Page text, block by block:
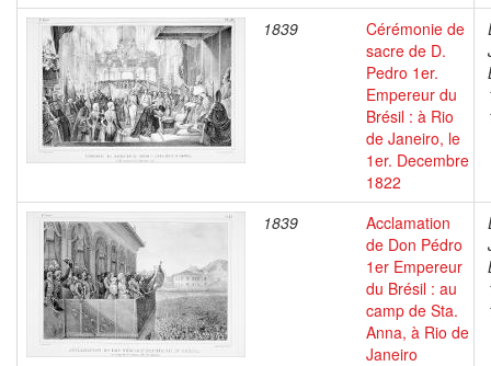
1839
Cérémonie de
sacre de D.
Pedro 1er.
Empereur du
Brésil : à Rio
de Janeiro, le
1er. Decembre
1822
1839
Acclamation
de Don Pédro
1er Empereur
du Brésil : au
camp de Sta.
Anna, à Rio de
Janeiro